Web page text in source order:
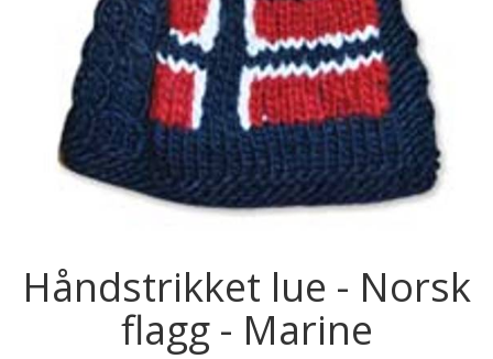
Håndstrikket lue - Norsk
flagg - Marine